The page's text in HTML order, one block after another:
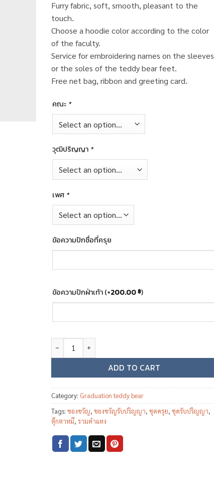
Furry fabric, soft, smooth, pleasant to the
touch.
Choose a hoodie color according to the color
of the faculty.
Service for embroidering names on the sleeves
or the soles of the teddy bear feet.
Free net bag, ribbon and greeting card.
คณะ *
วุฒิปริญญา *
เพศ *
ข้อความปักชื่อที่ครุย
ข้อความปักฝ่าเท้า(+200.00฿)
Graduation bear - Kasembundit U. quantity
ADD TO CART
Category: Graduation teddy bear
Tags: ของขวัญ, ของขวัญรับปริญญา, ชุดครุย, ชุดรับปริญญา,
ตุ๊กตาหมี, รามคำแหง